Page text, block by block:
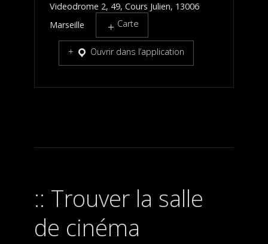
Videodrome 2, 49, Cours Julien, 13006
Marseille
Carte
Ouvrir dans l’application
Trouver la salle
de cinéma